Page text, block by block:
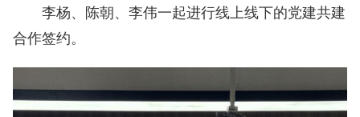
李杨、陈朝、李伟一起进行线上线下的党建共建
合作签约。